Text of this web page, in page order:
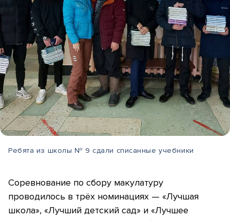
Ребята из школы № 9 сдали списанные учебники
Соревнование по сбору макулатуру
проводилось в трёх номинациях — «Лучшая
школа», «Лучший детский сад» и «Лучшее